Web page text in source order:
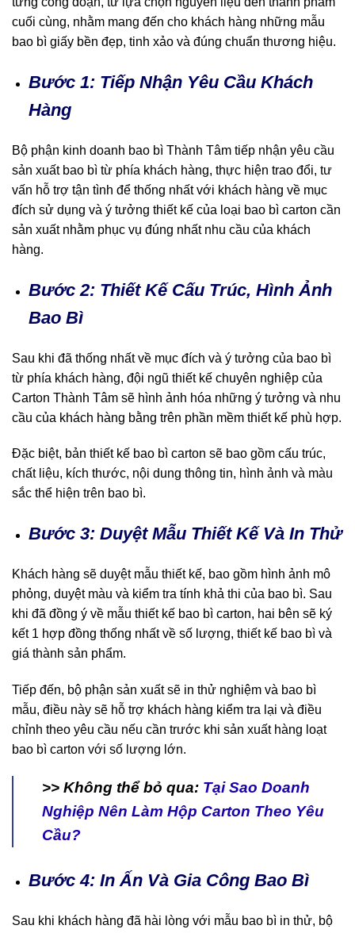
cuối cùng, nhằm mang đến cho khách hàng những mẫu
bao bì giấy bền đẹp, tinh xảo và đúng chuẩn thương hiệu.
Bước 1: Tiếp Nhận Yêu Cầu Khách
Hàng
Bộ phận kinh doanh bao bì Thành Tâm tiếp nhận yêu cầu
sản xuất bao bì từ phía khách hàng, thực hiện trao đổi, tư
vấn hỗ trợ tận tình để thống nhất với khách hàng về mục
đích sử dụng và ý tưởng thiết kế của loại bao bì carton cần
sản xuất nhằm phục vụ đúng nhất nhu cầu của khách
hàng.
Bước 2: Thiết Kế Cấu Trúc, Hình Ảnh
Bao Bì
Sau khi đã thống nhất về mục đích và ý tưởng của bao bì
từ phía khách hàng, đội ngũ thiết kế chuyên nghiệp của
Carton Thành Tâm sẽ hình ảnh hóa những ý tưởng và nhu
cầu của khách hàng bằng trên phần mềm thiết kế phù hợp.
Đặc biệt, bản thiết kế bao bì carton sẽ bao gồm cấu trúc,
chất liệu, kích thước, nội dung thông tin, hình ảnh và màu
sắc thể hiện trên bao bì.
Bước 3: Duyệt Mẫu Thiết Kế Và In Thử
Khách hàng sẽ duyệt mẫu thiết kế, bao gồm hình ảnh mô
phỏng, duyệt màu và kiểm tra tính khả thi của bao bì. Sau
khi đã đồng ý về mẫu thiết kế bao bì carton, hai bên sẽ ký
kết 1 hợp đồng thống nhất về số lượng, thiết kế bao bì và
giá thành sản phẩm.
Tiếp đến, bộ phận sản xuất sẽ in thử nghiệm và bao bì
mẫu, điều này sẽ hỗ trợ khách hàng kiểm tra lại và điều
chỉnh theo yêu cầu nếu cần trước khi sản xuất hàng loạt
bao bì carton với số lượng lớn.
>> Không thể bỏ qua: Tại Sao Doanh
Nghiệp Nên Làm Hộp Carton Theo Yêu
Cầu?
Bước 4: In Ấn Và Gia Công Bao Bì
Sau khi khách hàng đã hài lòng với mẫu bao bì in thử, bộ